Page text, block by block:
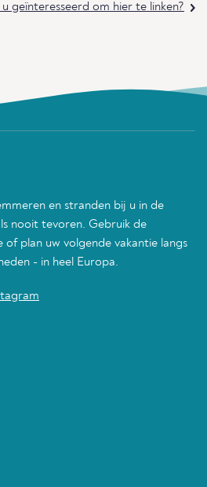
geïnteresseerd om hier te linken?
en stranden bij u in de
nooit tevoren. Gebruik de
plan uw volgende vakantie langs
- in heel Europa.